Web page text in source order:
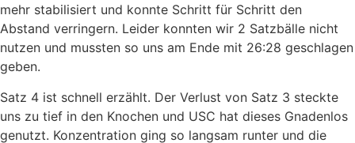
mehr stabilisiert und konnte Schritt für Schritt den
Abstand verringern. Leider konnten wir 2 Satzbälle nicht
nutzen und mussten so uns am Ende mit 26:28 geschlagen
geben.
Satz 4 ist schnell erzählt. Der Verlust von Satz 3 steckte
uns zu tief in den Knochen und USC hat dieses Gnadenlos
genutzt. Konzentration ging so langsam runter und die